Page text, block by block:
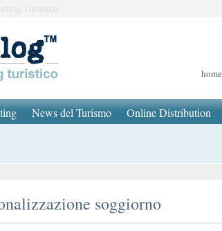
Turistico
home
News del Turismo Online Distribution
soggiorno